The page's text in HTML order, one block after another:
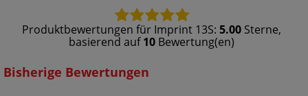
Produktbewertungen für Imprint 13S: 5.00Sterne,
basierend auf10Bewertung(en)
Bisherige Bewertungen